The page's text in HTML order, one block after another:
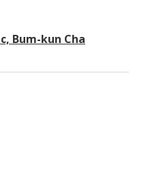
Bum-kun Cha